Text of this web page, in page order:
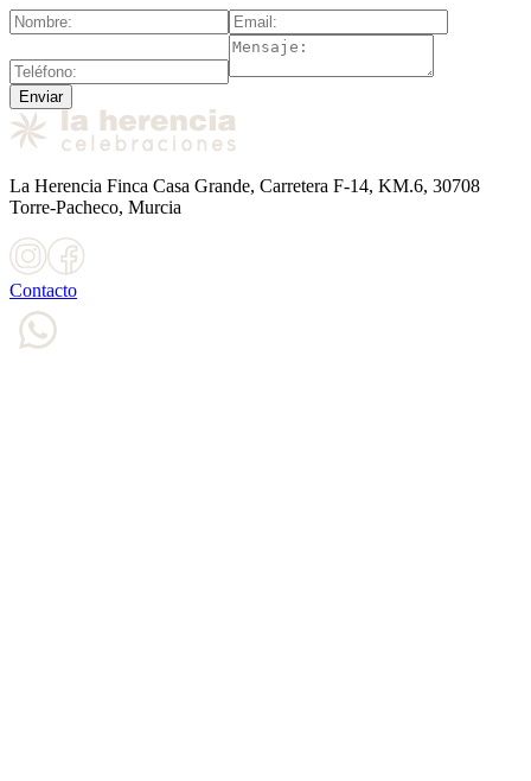
Enviar
La Herencia Finca Casa Grande, Carretera F-14, KM.6, 30708
Torre-Pacheco, Murcia
Contacto